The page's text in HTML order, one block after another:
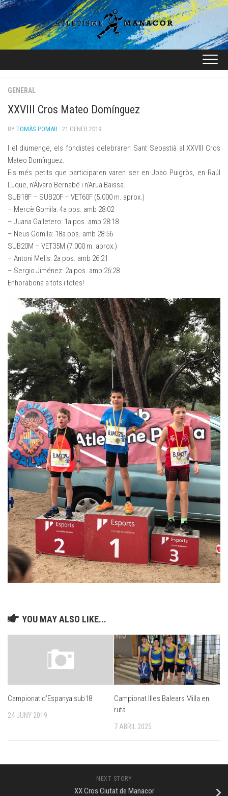
Skip
to
content
GENERAL
XXVIII Cros Mateo Domínguez
BY TOMÀS POMAR · 21 GENER 2019
I el diumenge, els fondistes celebraren Sant Sebastià al XXVIII Cros
Mateo Domínguez.
Els més petits que participaren varen ser en Joao Puigròs, en Raúl
Luque, n’Álvaro Bernabé i n’Arua Baissa.
SUB18F – SUB20F – VET60F (5.000 m. aprox.)
– Mercè Gomila: 4a pos. amb 28:02
– Juana Galletero: 1a pos. amb 28:18
– Neus Gomila: 18a pos. amb 28:56
SUB20M – VET35M (7.000 m. aprox.)
– Antoni Melis: 2a pos. amb 26:21
– Sergio Jiménez: 2a pos. amb 26:28
Enhorabona a tots i totes!
YOU MAY ALSO LIKE...
Campionat d’Espanya sub18
24 JUNY 2019
Campionat Illes Balears Milla en
ruta
7 ABRIL 2025
NEXT STORY
XX Cros Ciutat de Manacor